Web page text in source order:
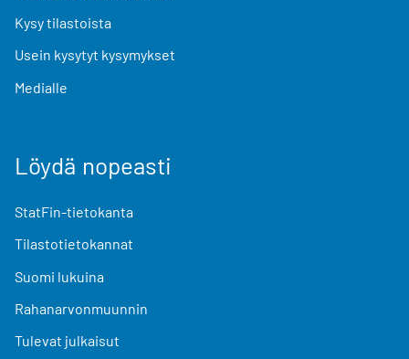
Kysy tilastoista
Usein kysytyt kysymykset
Medialle
Löydä nopeasti
StatFin-tietokanta
Tilastotietokannat
Suomi lukuina
Rahanarvonmuunnin
Tulevat julkaisut